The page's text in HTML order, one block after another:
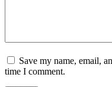
Save my name, email,
time I comment.